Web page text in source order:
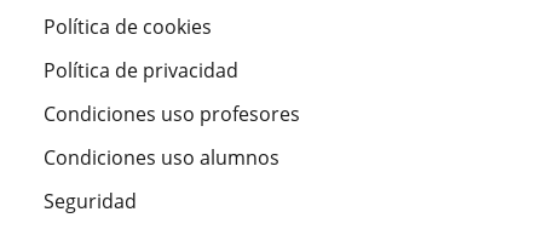
Política de cookies
Política de privacidad
Condiciones uso profesores
Condiciones uso alumnos
Seguridad